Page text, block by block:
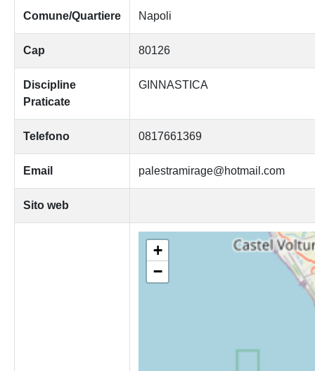
Comune/Quartiere Napoli
Cap 80126
Discipline
Praticate
GINNASTICA
Telefono 0817661369
Email palestramirage@hotmail.com
Sito web
+
−